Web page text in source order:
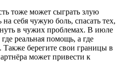
тоже может сыграть злую
себя чужую боль, спасать тех,
в чужих проблемах. В июле
реальная помощь, а где
Также берегите свои границы в
может привести к